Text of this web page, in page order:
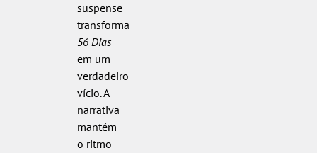
suspense
transforma
56 Dias
em um
verdadeiro
vício. A
narrativa
mantém
o ritmo